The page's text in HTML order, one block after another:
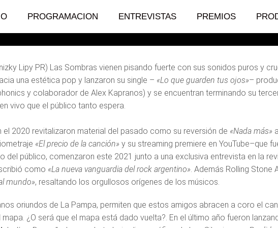
PROGRAMACION ENTREVISTAS PREMIOS
Lipy PR) Las Sombras vienen pisando fuerte con sus sonidos puros y
una estética pop y lanzaron su single – «Lo que guarden tus ojos»–
y colaborador de Alex Kapranos) y se encuentran terminando su
vivo que el público tanto espera.
el 2020 revitalizaron material del pasado como su reversión de «Nada más»
«El precio de la canción»y su streaming premiere en YouTube–que
del público, comenzaron este 2021 junto a una exclusiva entrevista en la
como «La nueva vanguardia del rock argentino». Además Rolling Stone
mundo», resaltando los orgullosos orígenes de los músicos.
oriundos de La Pampa, permiten que estos amigos abracen a coro el
mapa. ¿O será que el mapa está dado vuelta?. En el último año fueron